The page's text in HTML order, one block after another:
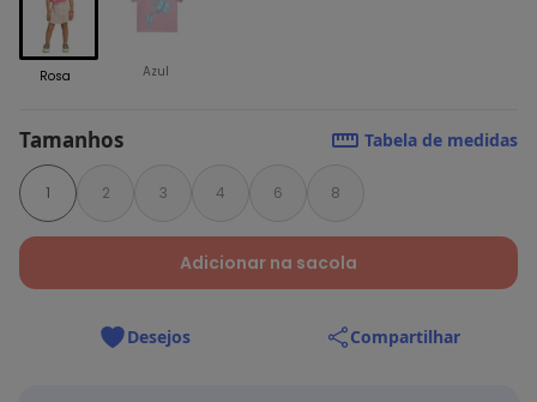
Rosa Azul
Tamanhos Tabela de medidas
1 2 3 4 6 8
Adicionar na sacola
Desejos Compartilhar